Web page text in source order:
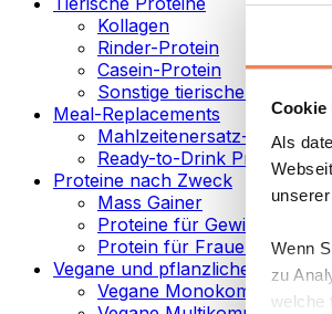
Cookie
Als
Wenn
zu
welche
Kollagen
Rinder-Protein
Casein-Protein
Sonstige tierische Proteine
Meal-Replacements
Mahlzeitenersatz-Pulver
Ready-to-Drink
Proteine nach Zweck
Mass Gainer
Proteine für Gewichtsverlust
Protein für Frauen
Vegane und pflanzliche Proteine
Vegane